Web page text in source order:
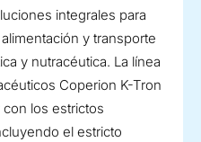
integrales para
y transporte
y nutracéutica. La línea
Coperion K-Tron
los estrictos
el estricto